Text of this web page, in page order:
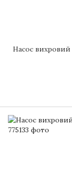
Насос вихровий